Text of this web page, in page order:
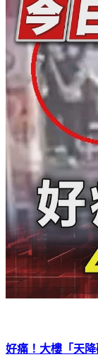
好痛！大樓「天